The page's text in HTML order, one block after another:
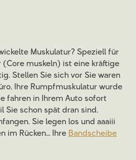
Muskulatur? Speziell für
muskeln) ist eine kräftige
Stellen Sie sich vor Sie waren
Ihre Rumpfmuskulatur wurde
fahren in Ihrem Auto sofort
Sie schon spät dran sind,
Sie legen los und aaaiii
im Rücken… Ihre Bandscheibe